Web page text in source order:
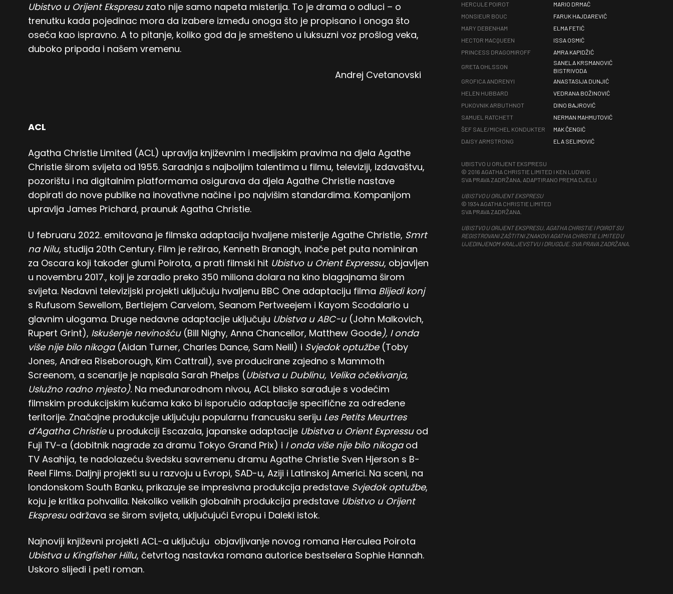
Ubistvo u Orijent Ekspresuzato nije samo napeta misterija. To je drama o odluci – o
trenutku kada pojedinac mora da izabere između onoga što je propisano i onoga što
oseća kao ispravno. A to pitanje, koliko god da je smešteno u luksuzni voz prošlog veka,
duboko pripada i našem vremenu.
Andrej Cvetanovski
ACL
Agatha Christie Limited (ACL) upravlja književnim i medijskim pravima na djela Agathe
Christie širom svijeta od 1955. Saradnja s najboljim talentima u filmu, televiziji, izdavaštvu,
pozorištu i na digitalnim platformama osigurava da djela Agathe Christie nastave
dopirati do nove publike na inovativne načine i po najvišim standardima. Kompanijom
upravlja James Prichard, praunuk Agatha Christie.
U februaru 2022. emitovana je filmska adaptacija hvaljene misterije Agathe Christie, Smrt
na Nilu, studija 20th Century. Film je režirao, Kenneth Branagh, inače pet puta nominiran
za Oscara koji također glumi Poirota, a prati filmski hit Ubistvo u Orient Expressu, objavljen
u novembru 2017., koji je zaradio preko 350 miliona dolara na kino blagajnama širom
svijeta. Nedavni televizijski projekti uključuju hvaljenu BBC One adaptaciju filma Blijedi konj
s Rufusom Sewellom, Bertiejem Carvelom, Seanom Pertweejem i Kayom Scodalario u
glavnim ulogama. Druge nedavne adaptacije uključuju Ubistva u ABC-u(John Malkovich,
Rupert Grint), Iskušenje nevinošću(Bill Nighy, Anna Chancellor, Matthew Goode), I onda
više nije bilo nikoga(Aidan Turner, Charles Dance, Sam Neill) i Svjedok optužbe(Toby
Jones, Andrea Riseborough, Kim Cattrall), sve producirane zajedno s Mammoth
Screenom, a scenarije je napisala Sarah Phelps (Ubistva u Dublinu, Velika očekivanja,
Uslužno radno mjesto). Na međunarodnom nivou, ACL blisko sarađuje s vodećim
filmskim produkcijskim kućama kako bi isporučio adaptacije specifične za određene
teritorije. Značajne produkcije uključuju popularnu francusku seriju Les Petits Meurtres
d’Agatha Christieu produkciji Escazala, japanske adaptacije Ubistva u Orient Expressuod
Fuji TV-a (dobitnik nagrade za dramu Tokyo Grand Prix) i I onda više nije bilo nikogaod
TV Asahija, te nadolazeću švedsku savremenu dramu Agathe Christie Sven Hjerson s B-
Reel Films. Daljnji projekti su u razvoju u Evropi, SAD-u, Aziji i Latinskoj Americi. Na sceni, na
londonskom South Banku, prikazuje se impresivna produkcija predstave Svjedok optužbe,
koju je kritika pohvalila. Nekoliko velikih globalnih produkcija predstave Ubistvo u Orijent
Ekspresuodržava se širom svijeta, uključujući Evropu i Daleki istok.
Najnoviji književni projekti ACL-a uključuju objavljivanje novog romana Herculea Poirota
Ubistva u Kingfisher Hillu, četvrtog nastavka romana autorice bestselera Sophie Hannah.
Uskoro slijedi i peti roman.
HERCULE POIROT
MARIO DRMAĆ
MONSIEUR BOUC
FARUK HAJDAREVIĆ
MARY DEBENHAM
ELMA FETIĆ
HECTOR MACQUEEN
ISSA OSMIĆ
PRINCESS DRAGOMIROFF
AMRA KAPIDŽIĆ
GRETA OHLSSON
SANELA KRSMANOVIĆ
BISTRIVODA
GROFICA ANDRENYI
ANASTASIJA DUNJIĆ
HELEN HUBBARD
VEDRANA BOŽINOVIĆ
PUKOVNIK ARBUTHNOT
DINO BAJROVIĆ
SAMUEL RATCHETT
NERMAN MAHMUTOVIĆ
ŠEF SALE/MICHEL KONDUKTER
MAK ČENGIĆ
DAISY ARMSTRONG
ELA SELIMOVIĆ
UBISTVO U ORIJENT EKSPRESU
© 2016 AGATHA CHRISTIE LIMITED I KEN LUDWIG
SVA PRAVA ZADRŽANA, ADAPTIRANO PREMA DJELU
UBISTVO U ORIJENT EKSPRESU
© 1934 AGATHA CHRISTIE LIMITED
SVA PRAVA ZADRŽANA.
UBISTVO U ORIJENT EKSPRESU, AGATHA CHRISTIE I POIROT SU
REGISTROVANI ZAŠTITNI ZNAKOVI AGATHA CHRISTIE LIMITED U
UJEDINJENOM KRALJEVSTVU I DRUGDJE. SVA PRAVA ZADRŽANA.